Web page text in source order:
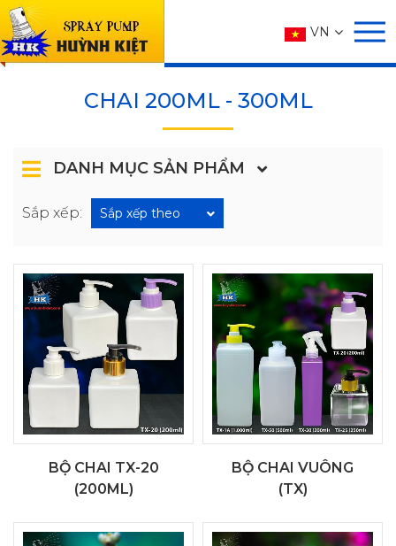
VN
SẢN PHẨM
Trang chủ SẢN PHẨM
CHAI 200ML - 300ML
DANH MỤC SẢN PHẨM
Sắp xếp: Sắp xếp theo
BỘ CHAI TX-20
(200ML)
BỘ CHAI VUÔNG
(TX)